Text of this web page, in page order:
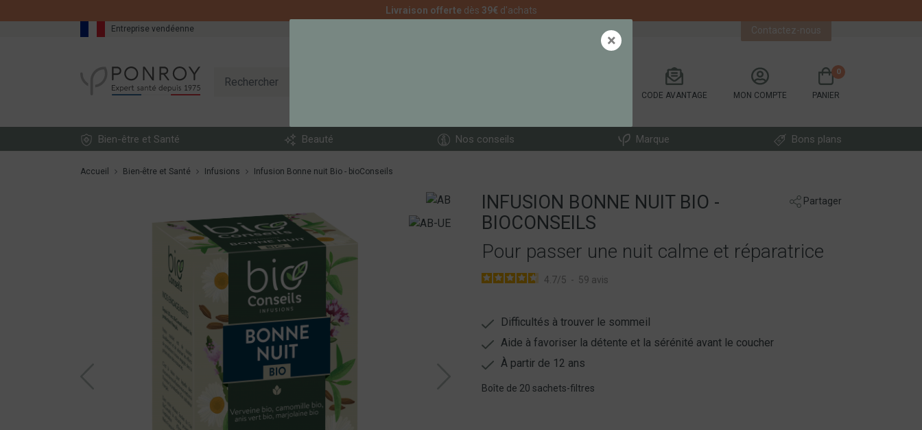
Livraison offerte dès 39€ d'achats
CODE AVANTAGE MON COMPTE PANIER
0
Bien-être et Santé Beauté Nos conseils Marque Bons plans
Entreprise vendéenne Contactez-nous
Accueil Bien-être et Santé Infusions Infusion Bonne nuit Bio - bioConseils
Partager
INFUSION BONNE NUIT BIO -
BIOCONSEILS
Pour passer une nuit calme et réparatrice
4.7/5 - 59 avis
Difficultés à trouver le sommeil
Aide à favoriser la détente et la sérénité avant le coucher
À partir de 12 ans
Boîte de 20 sachets-filtres
×